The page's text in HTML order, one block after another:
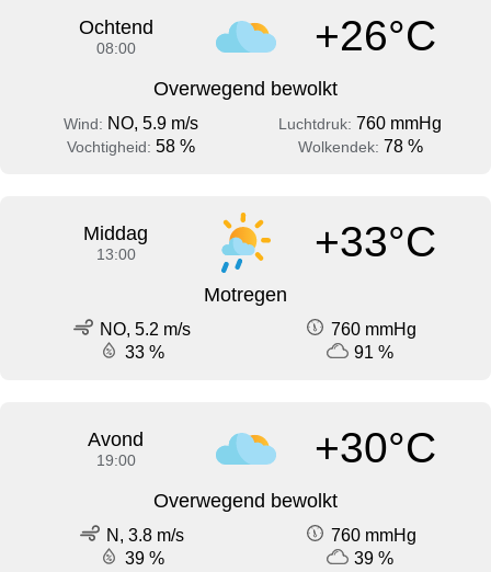
Ochtend
08:00 +26°C
Overwegend bewolkt
Wind: NO, 5.9 m/s Luchtdruk: 760 mmHg
Vochtigheid: 58 % Wolkendek: 78 %
Middag
13:00 +33°C
Motregen
NO, 5.2 m/s
760 mmHg
33 %
91 %
Avond
19:00 +30°C
Overwegend bewolkt
N, 3.8 m/s
760 mmHg
39 %
39 %